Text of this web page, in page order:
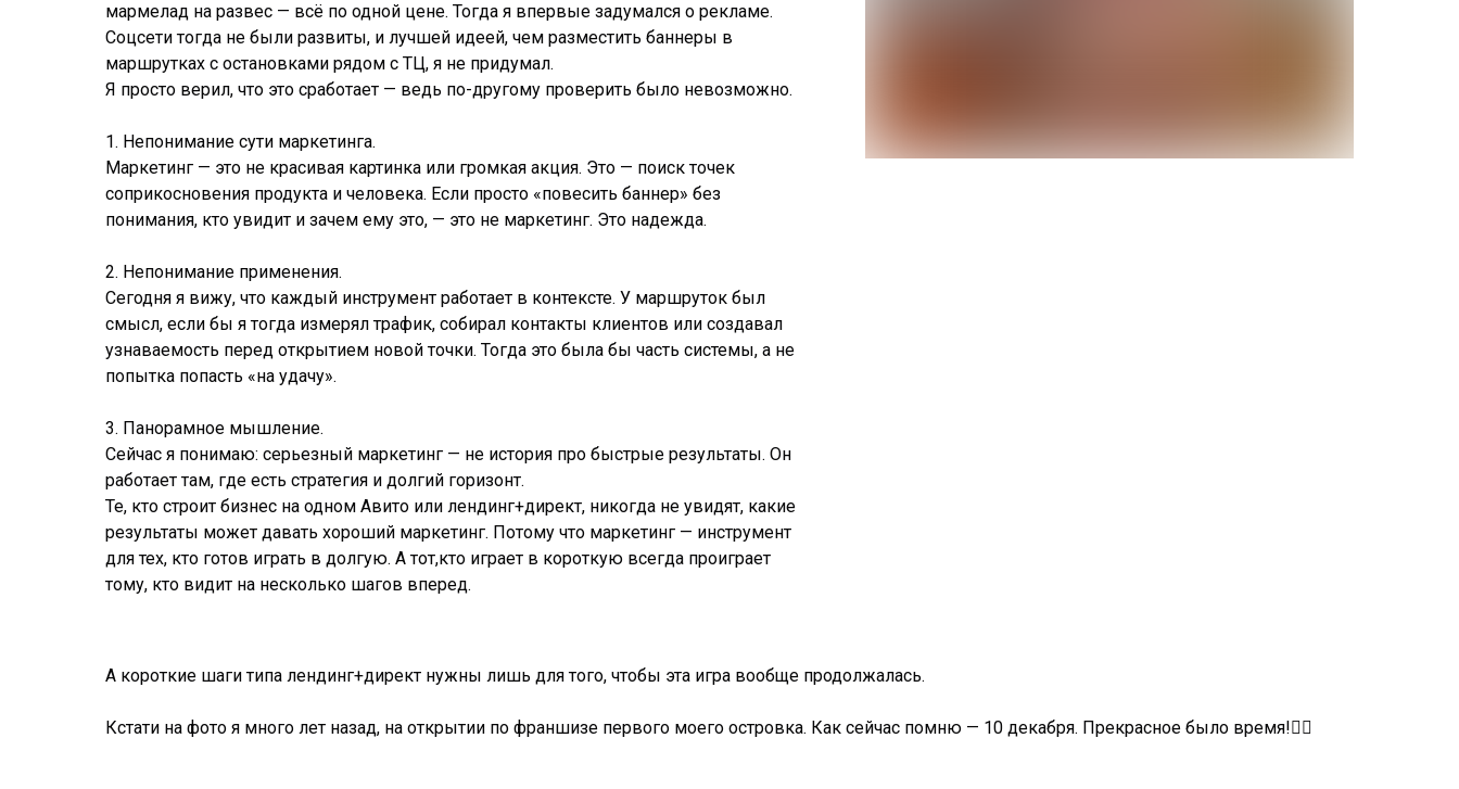
мармелад на развес — всё по одной цене. Тогда я впервые задумался о рекламе.
Соцсети тогда не были развиты, и лучшей идеей, чем разместить баннеры в
маршрутках с остановками рядом с ТЦ, я не придумал.
Я просто верил, что это сработает — ведь по-другому проверить было невозможно.
1. Непонимание сути маркетинга.
Маркетинг — это не красивая картинка или громкая акция. Это — поиск точек
соприкосновения продукта и человека. Если просто «повесить баннер» без
понимания, кто увидит и зачем ему это, — это не маркетинг. Это надежда.
2. Непонимание применения.
Сегодня я вижу, что каждый инструмент работает в контексте. У маршруток был
смысл, если бы я тогда измерял трафик, собирал контакты клиентов или создавал
узнаваемость перед открытием новой точки. Тогда это была бы часть системы, а не
попытка попасть «на удачу».
3. Панорамное мышление.
Сейчас я понимаю: серьезный маркетинг — не история про быстрые результаты. Он
работает там, где есть стратегия и долгий горизонт.
Те, кто строит бизнес на одном Авито или лендинг+директ, никогда не увидят, какие
результаты может давать хороший маркетинг. Потому что маркетинг — инструмент
для тех, кто готов играть в долгую. А тот,кто играет в короткую всегда проиграет
тому, кто видит на несколько шагов вперед.
А короткие шаги типа лендинг+директ нужны лишь для того, чтобы эта игра вообще продолжалась.
Кстати на фото я много лет назад, на открытии по франшизе первого моего островка. Как сейчас помню — 10 декабря. Прекрасное было время!❤️‍🔥